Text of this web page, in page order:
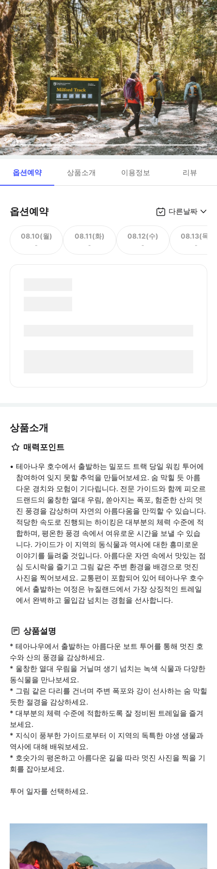
옵션예약 상품소개 이용정보 리뷰
옵션예약 다른날짜
08.10(월)
-
08.11(화)
-
08.12(수)
-
08.13(목)
-
상품소개
매력포인트
테아나우 호수에서 출발하는 밀포드 트랙 당일 워킹 투어에
참여하여 잊지 못할 추억을 만들어보세요. 숨 막힐 듯 아름
다운 경치와 모험이 기다립니다. 전문 가이드와 함께 피오르
드랜드의 울창한 열대 우림, 쏟아지는 폭포, 험준한 산의 멋
진 풍경을 감상하며 자연의 아름다움을 만끽할 수 있습니다.
적당한 속도로 진행되는 하이킹은 대부분의 체력 수준에 적
합하며, 평온한 풍경 속에서 여유로운 시간을 보낼 수 있습
니다. 가이드가 이 지역의 동식물과 역사에 대한 흥미로운
이야기를 들려줄 것입니다. 아름다운 자연 속에서 맛있는 점
심 도시락을 즐기고 그림 같은 주변 환경을 배경으로 멋진
사진을 찍어보세요. 교통편이 포함되어 있어 테아나우 호수
에서 출발하는 여정은 뉴질랜드에서 가장 상징적인 트레일
에서 완벽하고 몰입감 넘치는 경험을 선사합니다.
상품설명
* 테아나우에서 출발하는 아름다운 보트 투어를 통해 멋진 호
수와 산의 풍경을 감상하세요.
* 울창한 열대 우림을 거닐며 생기 넘치는 녹색 식물과 다양한
동식물을 만나보세요.
* 그림 같은 다리를 건너며 주변 폭포와 강이 선사하는 숨 막힐
듯한 절경을 감상하세요.
* 대부분의 체력 수준에 적합하도록 잘 정비된 트레일을 즐겨
보세요.
* 지식이 풍부한 가이드로부터 이 지역의 독특한 야생 생물과
역사에 대해 배워보세요.
* 호숫가의 평온하고 아름다운 길을 따라 멋진 사진을 찍을 기
회를 잡아보세요.
투어 일자를 선택하세요.